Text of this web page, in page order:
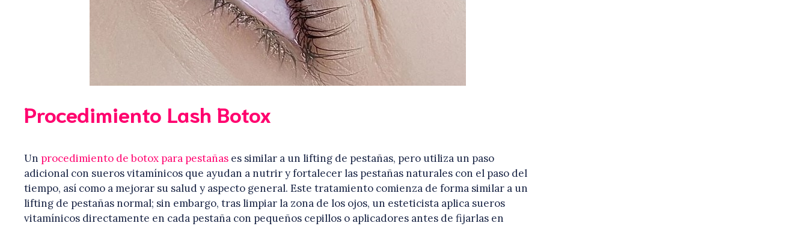
Procedimiento Lash Botox
Un procedimiento de botox para pestañas es similar a un lifting de pestañas, pero utiliza un paso
adicional con sueros vitamínicos que ayudan a nutrir y fortalecer las pestañas naturales con el paso del
tiempo, así como a mejorar su salud y aspecto general. Este tratamiento comienza de forma similar a un
lifting de pestañas normal; sin embargo, tras limpiar la zona de los ojos, un esteticista aplica sueros
vitamínicos directamente en cada pestaña con pequeños cepillos o aplicadores antes de fijarlas en